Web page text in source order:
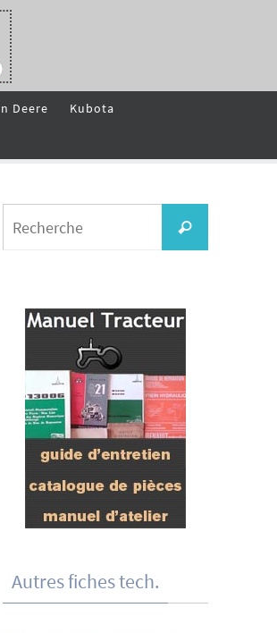
Deere Kubota
Recherche
Autres fiches tech.